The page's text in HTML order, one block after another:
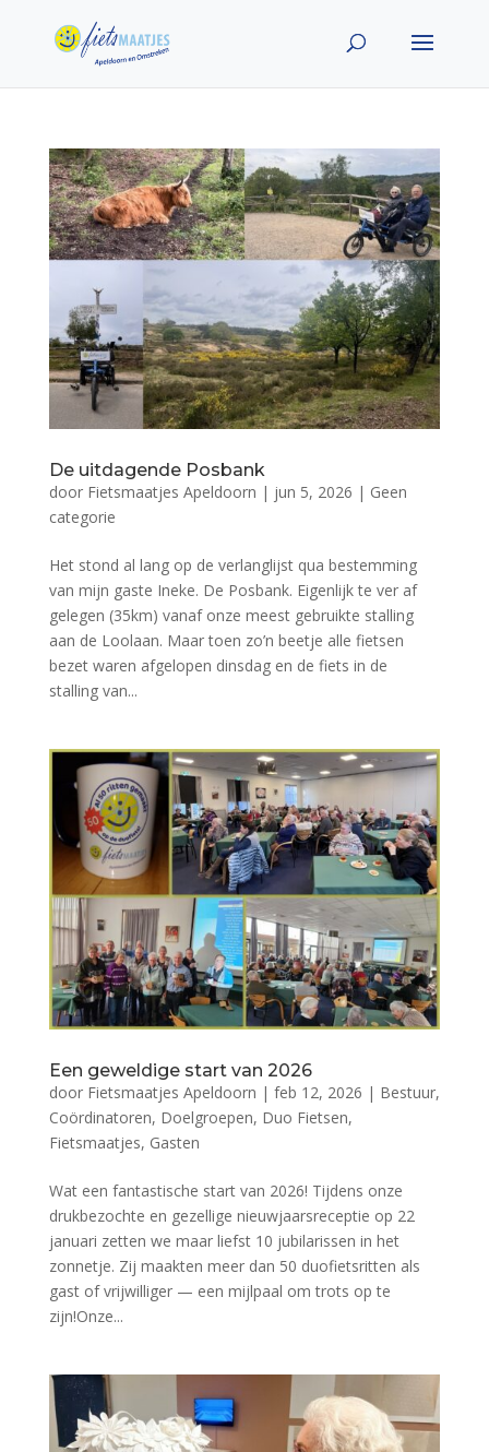
De uitdagende Posbank
door Fietsmaatjes Apeldoorn | jun 5, 2026 | Geen
categorie
Het stond al lang op de verlanglijst qua bestemming
van mijn gaste Ineke. De Posbank. Eigenlijk te ver af
gelegen (35km) vanaf onze meest gebruikte stalling
aan de Loolaan. Maar toen zo’n beetje alle fietsen
bezet waren afgelopen dinsdag en de fiets in de
stalling van...
Een geweldige start van 2026
door Fietsmaatjes Apeldoorn | feb 12, 2026 | Bestuur,
Coördinatoren, Doelgroepen, Duo Fietsen,
Fietsmaatjes, Gasten
Wat een fantastische start van 2026! Tijdens onze
drukbezochte en gezellige nieuwjaarsreceptie op 22
januari zetten we maar liefst 10 jubilarissen in het
zonnetje. Zij maakten meer dan 50 duofietsritten als
gast of vrijwilliger — een mijlpaal om trots op te
zijn!Onze...